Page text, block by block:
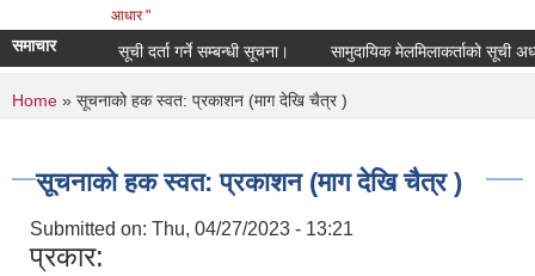
आधार "
समाचार सूची दर्ता गर्ने सम्बन्धी सूचना। सामुदायिक मेलमिलाकर्ताको सूची
You are here
Home » सूचनाको हक स्वत: प्रकाशन (माग देखि चैत्र )
सूचनाको हक स्वत: प्रकाशन (माग देखि चैत्र )
Submitted on: Thu, 04/27/2023 - 13:21
प्रकार: